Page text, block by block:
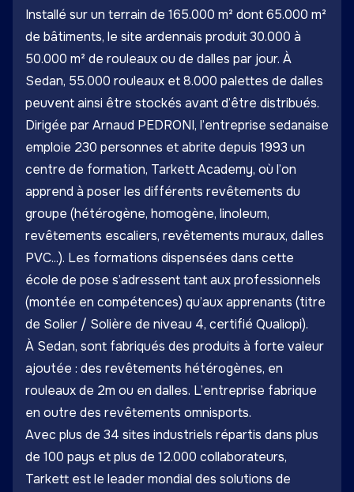
Installé sur un terrain de 165.000 m² dont 65.000 m²
de bâtiments, le site ardennais produit 30.000 à
50.000 m² de rouleaux ou de dalles par jour. À
Sedan, 55.000 rouleaux et 8.000 palettes de dalles
peuvent ainsi être stockés avant d’être distribués.
Dirigée par Arnaud PEDRONI, l’entreprise sedanaise
emploie 230 personnes et abrite depuis 1993 un
centre de formation, Tarkett Academy, où l’on
apprend à poser les différents revêtements du
groupe (hétérogène, homogène, linoleum,
revêtements escaliers, revêtements muraux, dalles
PVC...). Les formations dispensées dans cette
école de pose s’adressent tant aux professionnels
(montée en compétences) qu’aux apprenants (titre
de Solier / Solière de niveau 4, certifié Qualiopi).
À Sedan, sont fabriqués des produits à forte valeur
ajoutée : des revêtements hétérogènes, en
rouleaux de 2m ou en dalles. L’entreprise fabrique
en outre des revêtements omnisports.
Avec plus de 34 sites industriels répartis dans plus
de 100 pays et plus de 12.000 collaborateurs,
Tarkett est le leader mondial des solutions de